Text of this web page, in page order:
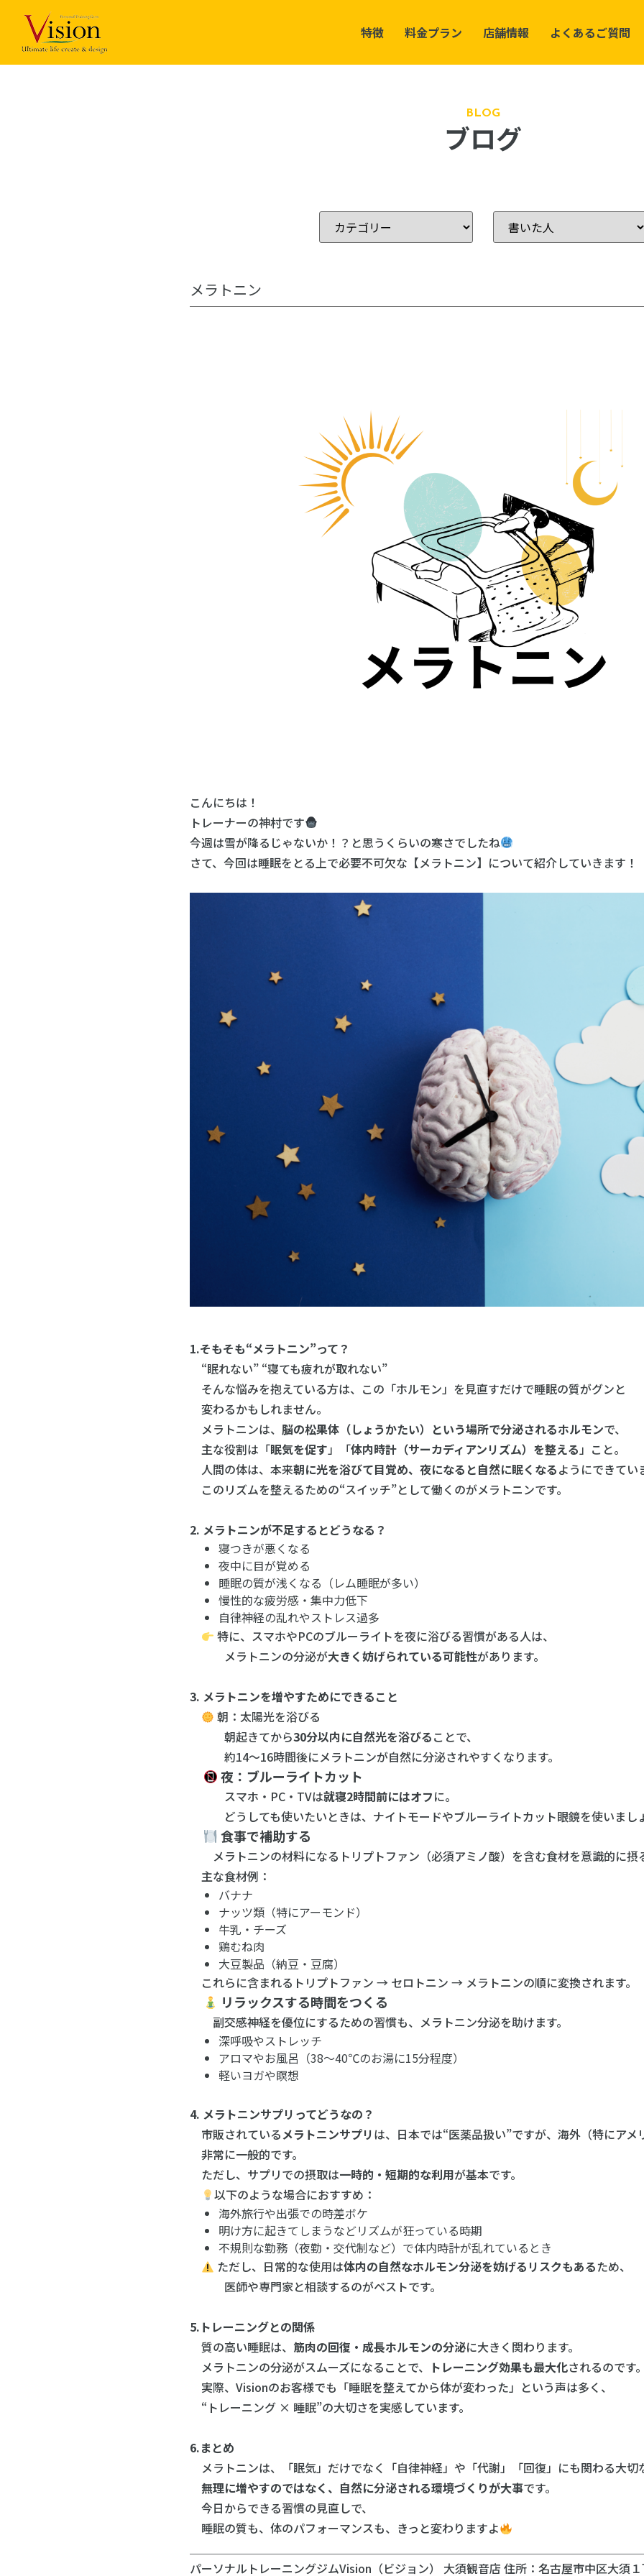
特徴 料金プラン 店舗情報 よくあるご質問
BLOG
ブログ
メラトニン
こんにちは！
トレーナーの神村です
今週は雪が降るじゃないか！？と思うくらいの寒さでしたね
さて、今回は睡眠をとる上で必要不可欠な【メラトニン】について紹介していきます！
1.そもそも“メラトニン”って？
“眠れない” “寝ても疲れが取れない”
そんな悩みを抱えている方は、この「ホルモン」を見直すだけで睡眠の質がグンと
変わるかもしれません。
メラトニンは、脳の松果体（しょうかたい）という場所で分泌されるホルモンで、
主な役割は「眠気を促す」「体内時計（サーカディアンリズム）を整える」こと。
人間の体は、本来朝に光を浴びて目覚め、夜になると自然に眠くなるようにできてい
このリズムを整えるための“スイッチ”として働くのがメラトニンです。
2. メラトニンが不足するとどうなる？
寝つきが悪くなる
夜中に目が覚める
睡眠の質が浅くなる（レム睡眠が多い）
慢性的な疲労感・集中力低下
自律神経の乱れやストレス過多
特に、スマホやPCのブルーライトを夜に浴びる習慣がある人は、
メラトニンの分泌が大きく妨げられている可能性があります。
3. メラトニンを増やすためにできること
朝：太陽光を浴びる
朝起きてから30分以内に自然光を浴びることで、
約14〜16時間後にメラトニンが自然に分泌されやすくなります。
夜：ブルーライトカット
スマホ・PC・TVは就寝2時間前にはオフに。
どうしても使いたいときは、ナイトモードやブルーライトカット眼鏡を使いまし
食事で補助する
メラトニンの材料になるトリプトファン（必須アミノ酸）を含む食材を意識的に摂
主な食材例：
バナナ
ナッツ類（特にアーモンド）
牛乳・チーズ
鶏むね肉
大豆製品（納豆・豆腐）
これらに含まれるトリプトファン → セロトニン → メラトニンの順に変換されます。
リラックスする時間をつくる
副交感神経を優位にするための習慣も、メラトニン分泌を助けます。
深呼吸やストレッチ
アロマやお風呂（38〜40℃のお湯に15分程度）
軽いヨガや瞑想
4. メラトニンサプリってどうなの？
市販されているメラトニンサプリは、日本では“医薬品扱い”ですが、海外（特にアメ
非常に一般的です。
ただし、サプリでの摂取は一時的・短期的な利用が基本です。
以下のような場合におすすめ：
海外旅行や出張での時差ボケ
明け方に起きてしまうなどリズムが狂っている時期
不規則な勤務（夜勤・交代制など）で体内時計が乱れているとき
ただし、日常的な使用は体内の自然なホルモン分泌を妨げるリスクもあるため、
医師や専門家と相談するのがベストです。
5.トレーニングとの関係
質の高い睡眠は、筋肉の回復・成長ホルモンの分泌に大きく関わります。
メラトニンの分泌がスムーズになることで、 トレーニング効果も最大化されるのです
実際、Visionのお客様でも「睡眠を整えてから体が変わった」という声は多く、
“トレーニング × 睡眠”の大切さを実感しています。
6.まとめ
メラトニンは、「眠気」だけでなく「自律神経」や「代謝」「回復」にも関わる大切
無理に増やすのではなく、自然に分泌される環境づくりが大事です。
今日からできる習慣の見直しで、
睡眠の質も、体のパフォーマンスも、きっと変わりますよ
パーソナルトレーニングジムVision（ビジョン） 大須観音店 住所：名古屋市中区大須